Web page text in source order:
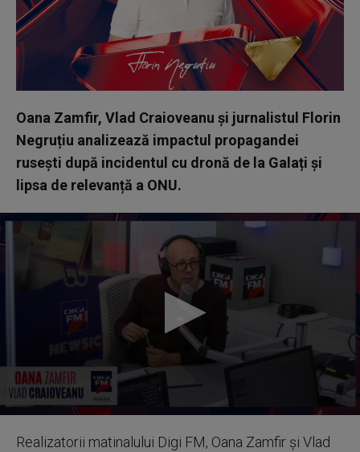
Oana Zamfir, Vlad Craioveanu și jurnalistul Florin
Negruțiu analizează impactul propagandei
rusești după incidentul cu dronă de la Galați și
lipsa de relevanță a ONU.
seconds
Realizatorii matinalului Digi FM, Oana Zamfir și Vlad